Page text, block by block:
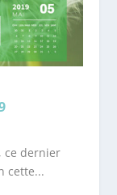
ce dernier
cette...